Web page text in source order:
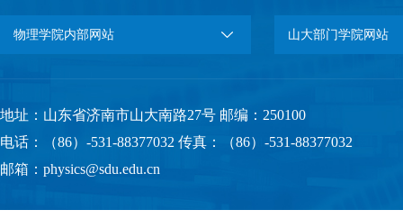
物理学院内部网站 山大部门学院网站
地址：山东省济南市山大南路27号 邮编：250100
电话：（86）-531-88377032 传真：（86）-531-88377032
邮箱：physics@sdu.edu.cn